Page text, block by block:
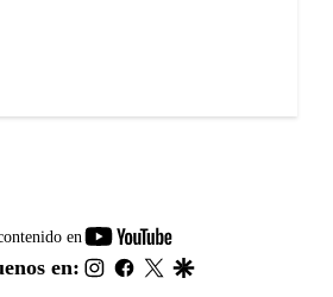
en
youtube-
footer
en: instagram
facebook
twitter